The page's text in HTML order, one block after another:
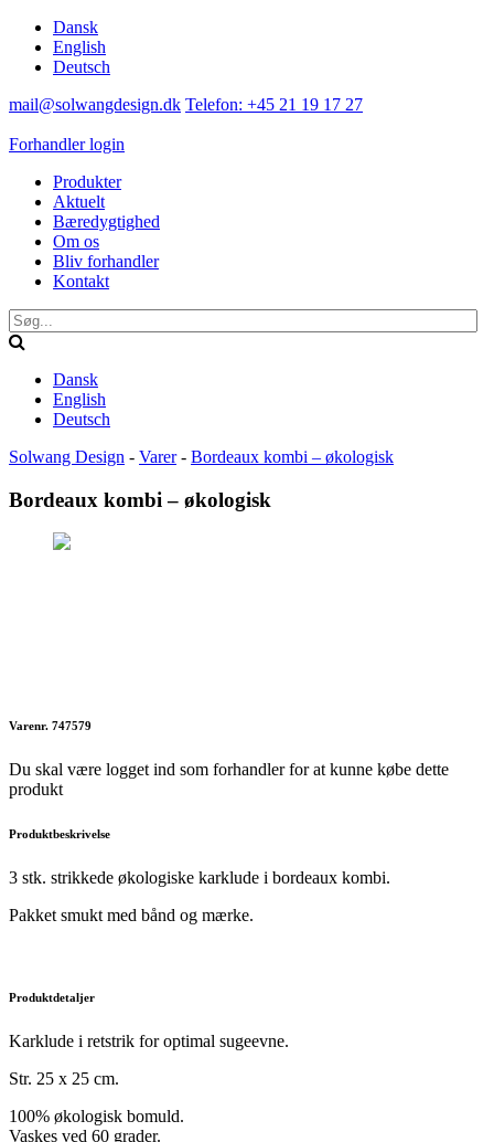
Dansk
English
Deutsch
mail@solwangdesign.dk Telefon: +45 21 19 17 27
Forhandler login
Produkter
Aktuelt
Bæredygtighed
Om os
Bliv forhandler
Kontakt
Dansk
English
Deutsch
Solwang Design - Varer- Bordeaux kombi – økologisk
Bordeaux kombi – økologisk
Varenr. 747579
Du skal være logget ind som forhandler for at kunne købe dette
produkt
Produktbeskrivelse
3 stk. strikkede økologiske karklude i bordeaux kombi.
Pakket smukt med bånd og mærke.
Produktdetaljer
Karklude i retstrik for optimal sugeevne.
Str. 25 x 25 cm.
100% økologisk bomuld.
Vaskes ved 60 grader.